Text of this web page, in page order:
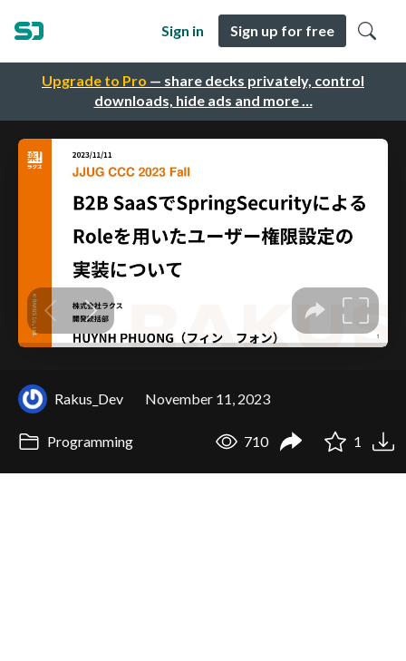
Upgrade to Pro — share decks privately, control
downloads, hide ads and more …
Sign in Sign up for free
Rakus_Dev November 11, 2023
Programming 710 1